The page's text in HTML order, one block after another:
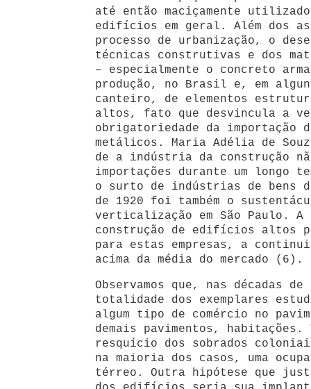
até então maciçamente
edifícios em geral. Além dos
processo de urbanização, o
técnicas construtivas e dos
– especialmente o concreto
produção, no Brasil e, em
canteiro, de elementos
altos, fato que desvincula a
obrigatoriedade da importação
metálicos. Maria Adélia de
de a indústria da construção
importações durante um longo
o surto de indústrias de bens
de 1920 foi também o
verticalização em São Paulo.
construção de edifícios altos
para estas empresas, a
acima da média do mercado (6).
Observamos que, nas décadas
totalidade dos exemplares
algum tipo de comércio no
demais pavimentos, habitações.
resquício dos sobrados
na maioria dos casos, uma
térreo. Outra hipótese que